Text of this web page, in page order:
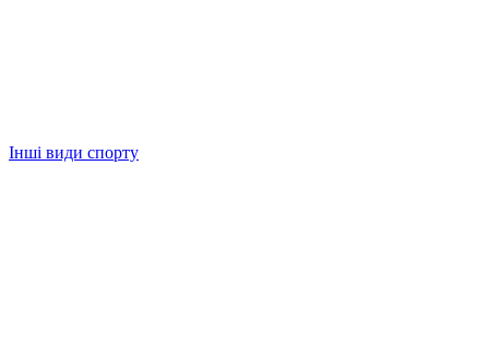
Інші види спорту